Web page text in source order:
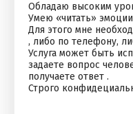
Обладаю высоким
Умею «читать»
Для этого мне
, либо по телефону,
Услуга может быть
задаете вопрос
получаете ответ .
Строго